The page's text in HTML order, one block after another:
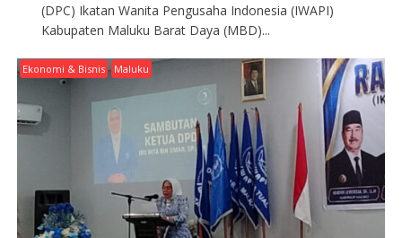
(DPC) Ikatan Wanita Pengusaha Indonesia (IWAPI)
Kabupaten Maluku Barat Daya (MBD)...
Ekonomi & Bisnis Maluku